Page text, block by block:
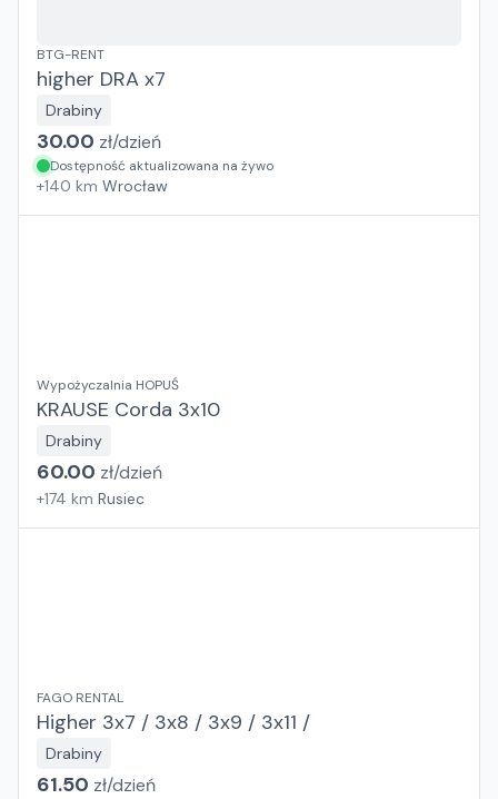
BTG-RENT
higher DRA x7
Drabiny
30.00 zł/dzień
Dostępność aktualizowana na żywo
+140 km Wrocław
Wypożyczalnia HOPUŚ
KRAUSE Corda 3x10
Drabiny
60.00 zł/dzień
+174 km Rusiec
FAGO RENTAL
Higher 3x7 / 3x8 / 3x9 / 3x11 /
Drabiny
61.50 zł/dzień